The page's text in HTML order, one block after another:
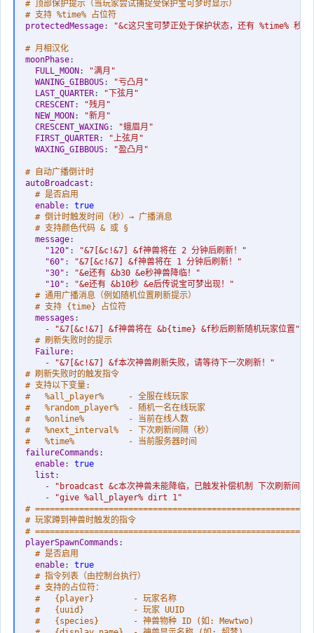
# 顶部保护提示（当玩家尝试捕捉受保护宝可梦时显示）
# 支持 %time% 占位符
protectedMessage: "&c这只宝可梦正处于保护状态，还有 %time% 秒才
# 月相汉化
moonPhase:
FULL_MOON:
"满月"
WANING_GIBBOUS:
"亏凸月"
LAST_QUARTER:
"下弦月"
CRESCENT:
"残月"
NEW_MOON:
"新月"
CRESCENT_WAXING:
"蛾眉月"
FIRST_QUARTER:
"上弦月"
WAXING_GIBBOUS: "盈凸月"
# 自动广播倒计时
autoBroadcast :
# 是否启用
enable:
true
# 倒计时触发时间（秒）→ 广播消息
# 支持颜色代码 & 或 §
message:
"120" :
"&7[&c!&7] &f神兽将在 2 分钟后刷新！"
"60" :
"&7[&c!&7] &f神兽将在 1 分钟后刷新！"
"30" :
"&e还有 &b30 &e秒神兽降临！"
"10" :
"&e还有 &b10秒 &e后传说宝可梦出现！"
# 通用广播消息（例如随机位置刷新提示）
# 支持 {time} 占位符
messages :
-
"&7[&c!&7] &f神兽将在 &b{time} &f秒后刷新随机玩家位置"
# 刷新失败时的提示
Failure:
-
"&7[&c!&7] &f本次神兽刷新失败，请等待下一次刷新！"
# 刷新失败时的触发指令
# 支持以下变量:
#   %all_player%     - 全服在线玩家
#   %random_player%  - 随机一名在线玩家
#   %online%         - 当前在线人数
#   %next_interval%  - 下次刷新间隔（秒）
#   %time%           - 当前服务器时间
failureCommands :
enable:
true
list :
-
"broadcast &c本次神兽未能降临，已触发补偿机制 下次刷新间
-
"give %all_player% dirt 1"
#
# 玩家蹲到神兽时触发的指令
#
playerSpawnCommands :
# 是否启用
enable:
true
# 指令列表（由控制台执行）
# 支持的占位符：
#   {player}        - 玩家名称
#   {uuid}          - 玩家 UUID
#   {species}       - 神兽物种 ID (如: Mewtwo)